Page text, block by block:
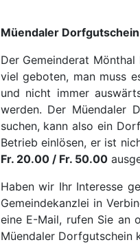
Müendaler Dorfgutschein
Der Gemeinderat
viel geboten, man muss
und nicht immer
werden. Der Müendaler
suchen, kann also ein
Betrieb einlösen, er ist
Fr. 20.00 / Fr. 50.00
Haben wir Ihr Interesse
Gemeindekanzlei in
eine E-Mail, rufen Sie an
Müendaler Dorfgutschein